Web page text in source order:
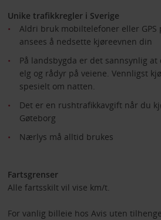
Unike trafikkregler i Sverige
Aldri bruk mobiltelefoner eller GPS
ansees å nedsette kjøreevnen din
På landsbygda er det sannsynlig
elg og rådyr på veiene. Vennligst
spesielt om natten.
Det er en rushtrafikkavgift når du
Gøteborg
Nærlys må alltid brukes
Fartsgrenser
Alle fartsskilt vil vise km/t.
For vanlig billeie hos Avis uten